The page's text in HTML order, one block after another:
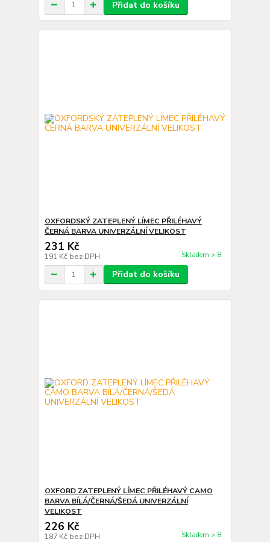
Přidat do košíku
OXFORDSKÝ ZATEPLENÝ LÍMEC PŘILÉHAVÝ
ČERNÁ BARVA UNIVERZÁLNÍ VELIKOST
231 Kč
191 Kč bez DPH Skladem > 8
Přidat do košíku
OXFORD ZATEPLENÝ LÍMEC PŘILÉHAVÝ CAMO
BARVA BÍLÁ/ČERNÁ/ŠEDÁ UNIVERZÁLNÍ
VELIKOST
226 Kč
187 Kč bez DPH Skladem > 8